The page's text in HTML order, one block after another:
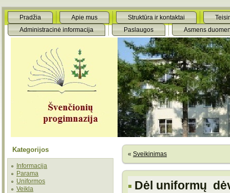
Pradžia Apie mus Struktūra ir kontaktai
Administracinė informacija
Paslaugos Asmens
Kategorijos
Informacija
Parama
Uniformos
Veikla
« Sveikinimas
Dėl uniformų